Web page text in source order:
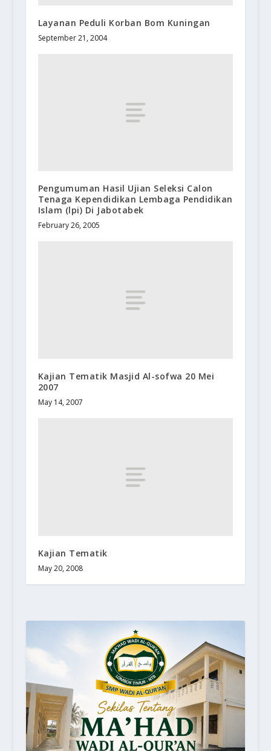
Layanan Peduli Korban Bom Kuningan
September 21, 2004
Pengumuman Hasil Ujian Seleksi Calon
Tenaga Kependidikan Lembaga Pendidikan
Islam (lpi) Di Jabotabek
February 26, 2005
Kajian Tematik Masjid Al-sofwa 20 Mei
2007
May 14, 2007
Kajian Tematik
May 20, 2008